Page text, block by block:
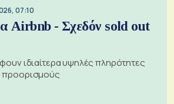
07:10
Airbnb - Σχεδόν sold out
ιδιαίτερα υψηλές πληρότητες
προορισμούς